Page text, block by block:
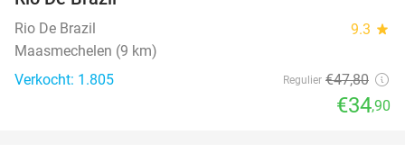
Rio De Brazil 9.3 star
Maasmechelen (9 km)
Verkocht: 1.805
Regulier €47,80
€34,90